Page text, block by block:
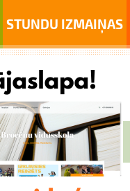
STUNDU IZMAIŅAS